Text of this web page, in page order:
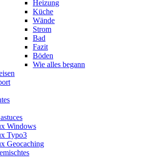
Heizung
Küche
Wände
Strom
Bad
Fazit
Böden
Wie alles begann
Windows
Typo3
Geocaching